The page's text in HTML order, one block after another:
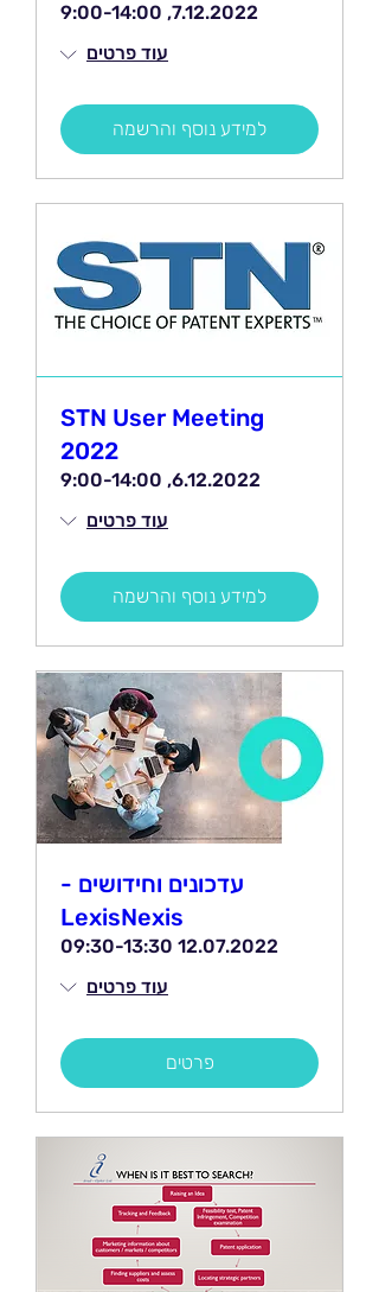
7.12.2022, 9:00-14:00
עוד פרטים
למידע נוסף והרשמה
STN User Meeting
2022
6.12.2022, 9:00-14:00
עוד פרטים
למידע נוסף והרשמה
עדכונים וחידושים -
LexisNexis
12.07.2022 09:30-13:30
עוד פרטים
פרטים